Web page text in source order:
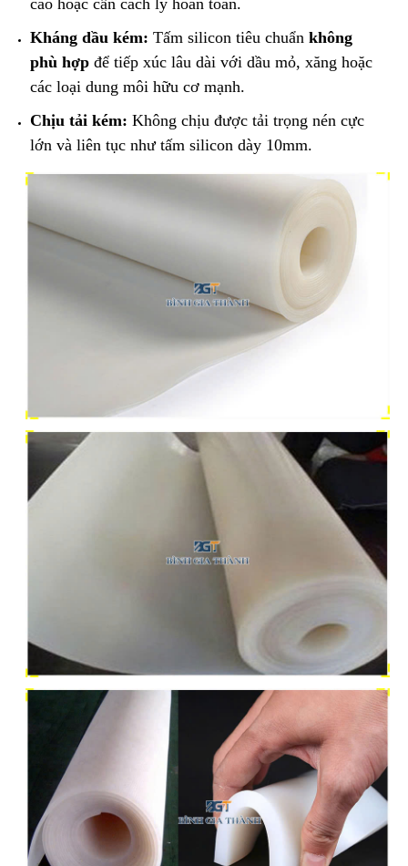
Kháng dầu kém: Tấm silicon tiêu chuẩn không
phù hợp để tiếp xúc lâu dài với dầu mỏ, xăng hoặc
các loại dung môi hữu cơ mạnh.
Chịu tải kém: Không chịu được tải trọng nén cực
lớn và liên tục như tấm silicon dày 10mm.